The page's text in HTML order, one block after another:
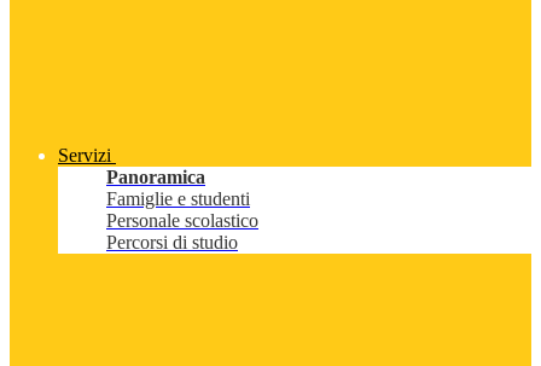
Servizi
Panoramica
Famiglie e studenti
Personale scolastico
Percorsi di studio